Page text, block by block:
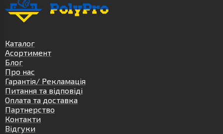
Каталог
Асортимент
Блог
Про нас
Гарантія/ Рекламація
Питання та відповіді
Оплата та доставка
Партнерство
Контакти
Відгуки